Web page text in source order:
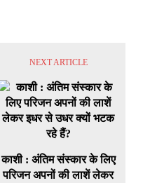
NEXT ARTICLE
काशी : अंतिम संस्कार के लिए
परिजन अपनों की लाशें लेकर